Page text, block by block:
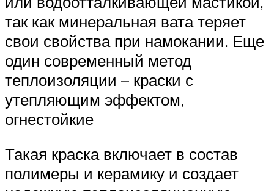
так как минеральная вата теряет
свои свойства при намокании. Еще
один современный метод
теплоизоляции – краски с
утепляющим эффектом,
огнестойкие
Такая краска включает в состав
полимеры и керамику и создает